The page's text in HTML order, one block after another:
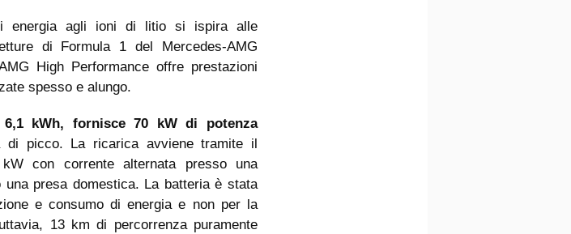
energia agli ioni di litio si ispira alle
di Formula 1 del Mercedes-AMG
High Performance offre prestazioni
spesso e alungo.
6,1 kWh, fornisce 70 kW di potenza
di picco. La ricarica avviene tramite il
con corrente alternata presso una
presa domestica. La batteria è stata
e consumo di energia e non per la
13 km di percorrenza puramente